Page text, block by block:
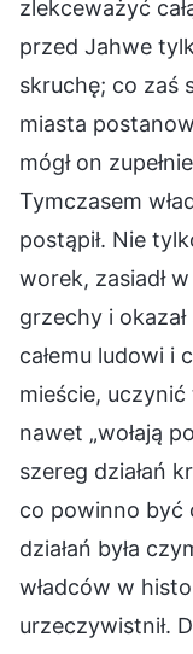
zlekceważyć
przed Jahwe
skruchę; co zaś
miasta
mógł on
Tymczasem
postąpił. Nie
worek, zasiadł
grzechy i
całemu ludowi i
mieście, uczynić
nawet „wołają
szereg działań
co powinno być
działań była
władców w
urzeczywistnił.